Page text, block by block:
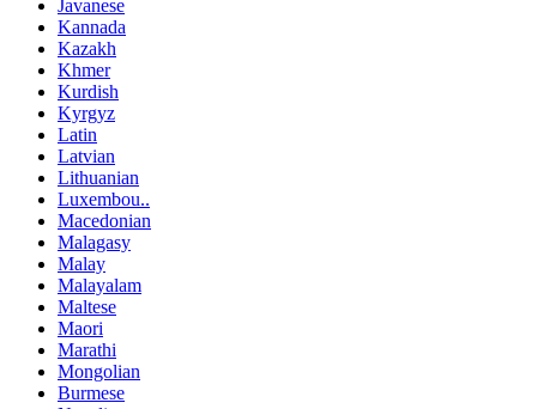
Javanese
Kannada
Kazakh
Khmer
Kurdish
Kyrgyz
Latin
Latvian
Lithuanian
Luxembou..
Macedonian
Malagasy
Malay
Malayalam
Maltese
Maori
Marathi
Mongolian
Burmese